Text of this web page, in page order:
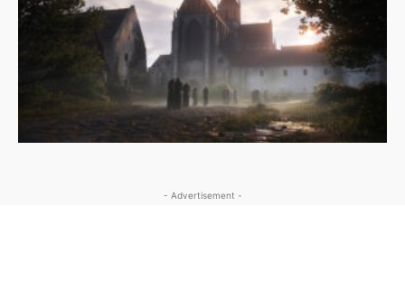
- Advertisement -